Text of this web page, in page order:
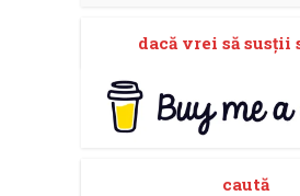
dacă vrei să susţii
caută